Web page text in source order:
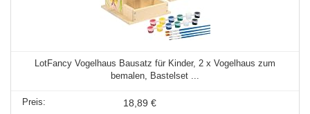
LotFancy Vogelhaus Bausatz für Kinder, 2 x Vogelhaus zum
bemalen, Bastelset ...
18,89 €